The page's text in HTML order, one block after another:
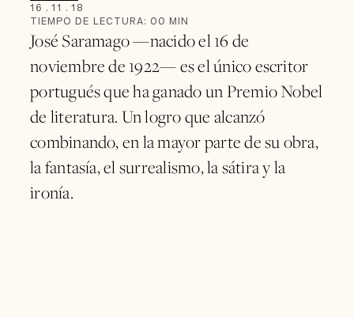
16 . 11 . 18
TIEMPO DE LECTURA: 00 MIN
José Saramago —nacido el 16 de
noviembre de 1922— es el único escritor
portugués que ha ganado un Premio Nobel
de literatura. Un logro que alcanzó
combinando, en la mayor parte de su obra,
la fantasía, el surrealismo, la sátira y la
ironía.